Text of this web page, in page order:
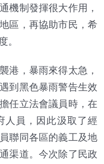
機制發揮很大作用，
區，再協助市民，希
。
港，暴雨來得太急，
到黑色暴雨警告生效
任立法會議員時，在
人員，因此汲取了經
聯同各區的義工及地
渠道。今次除了民政